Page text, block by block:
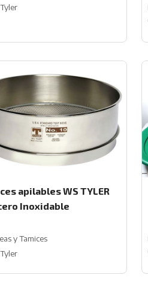
apilables WS TYLER
Inoxidable
y Tamices